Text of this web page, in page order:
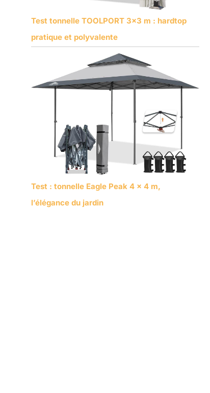
Test tonnelle TOOLPORT 3×3 m : hardtop
pratique et polyvalente
Test : tonnelle Eagle Peak 4 x 4 m,
l’élégance du jardin